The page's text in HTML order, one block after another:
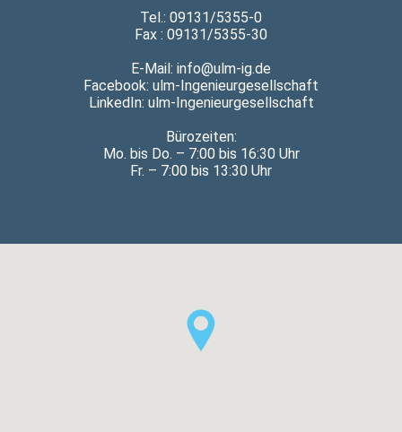
Tel.: 09131/5355-0
Fax : 09131/5355-30
E-Mail: info@ulm-ig.de
Facebook: ulm-Ingenieurgesellschaft
LinkedIn: ulm-Ingenieurgesellschaft
Bürozeiten:
Mo. bis Do. – 7:00 bis 16:30 Uhr
Fr. – 7:00 bis 13:30 Uhr